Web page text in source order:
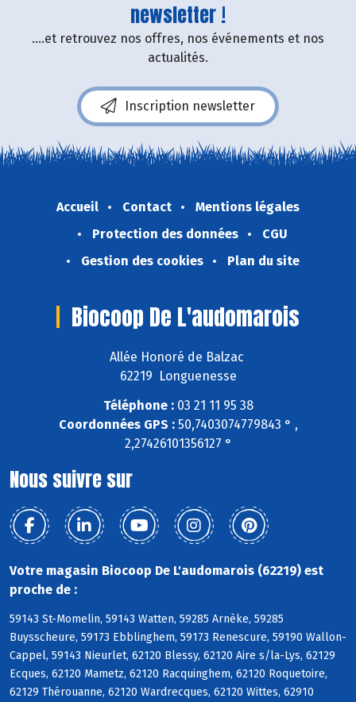
newsletter !
....et retrouvez nos offres, nos événements et nos
actualités.
Inscription newsletter
Accueil Contact
Mentions légales
Protection des données
CGU
Gestion des cookies
Plan du site
Biocoop De L'audomarois
Allée Honoré de Balzac
62219 Longuenesse
Téléphone :03 21 11 95 38
Coordonnées GPS :50,7403074779843 ° ,
2,27426101356127 °
Nous suivre sur
Votre magasin Biocoop De L'audomarois (62219) est
proche de :
59143 St-Momelin, 59143 Watten, 59285 Arnèke, 59285
Buysscheure, 59173 Ebblinghem, 59173 Renescure, 59190 Wallon-
Cappel, 59143 Nieurlet, 62120 Blessy, 62120 Aire s/la-Lys, 62129
Ecques, 62120 Mametz, 62120 Racquinghem, 62120 Roquetoire,
62129 Thérouanne, 62120 Wardrecques, 62120 Wittes, 62910